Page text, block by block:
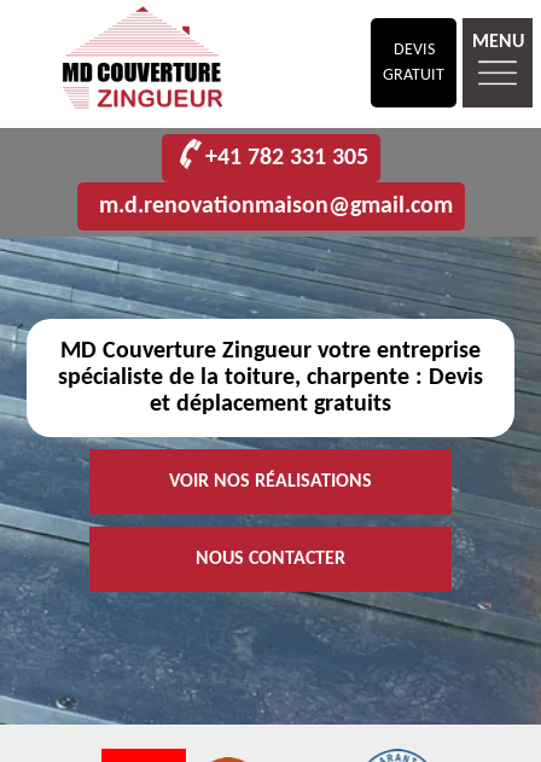
DEVIS
GRATUIT
MENU
+41 782 331 305
m.d.renovationmaison@gmail.com
MD Couverture Zingueur votre entreprise
spécialiste de la toiture, charpente : Devis
et déplacement gratuits
VOIR NOS RÉALISATIONS
NOUS CONTACTER